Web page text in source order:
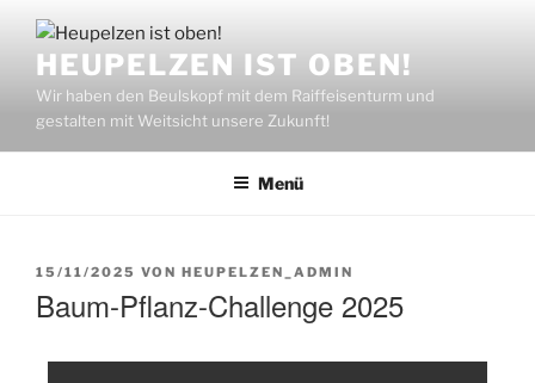
HEUPELZEN IST OBEN!
Wir haben den Beulskopf mit dem Raiffeisenturm und
gestalten mit Weitsicht unsere Zukunft!
Menü
15/11/2025 VON HEUPELZEN_ADMIN
Baum-Pflanz-Challenge 2025